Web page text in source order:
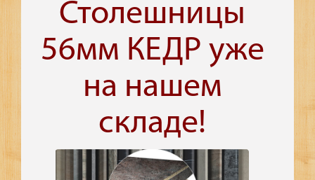
Столешницы
56мм КЕДР уже
на нашем
складе!